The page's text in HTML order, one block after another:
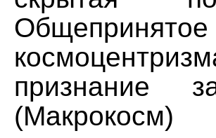
признание